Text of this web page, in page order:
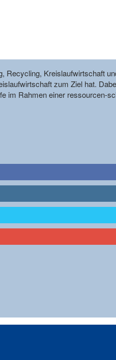
Recycling, Kreislaufwirtschaft
zum Ziel hat.
im Rahmen einer ressourcen-